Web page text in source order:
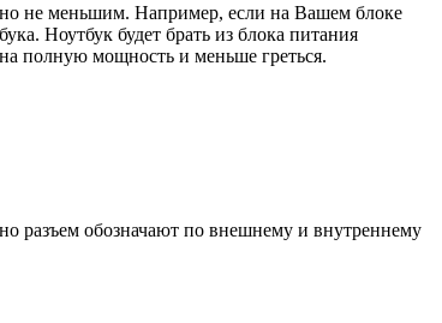
но не меньшим. Например, если на Вашем блоке
Ноутбук будет брать из блока питания
полную мощность и меньше греться.
разъем обозначают по внешнему и внутреннему